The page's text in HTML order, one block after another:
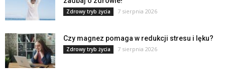
Zdrowy tryb życia 7 sierpnia 2026
Czy magnez pomaga w redukcji stresu i lęku?
Zdrowy tryb życia 7 sierpnia 2026